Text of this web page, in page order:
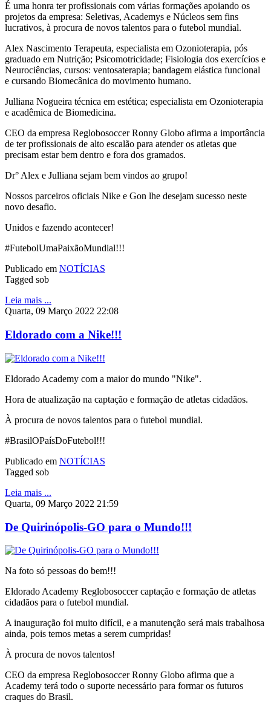
É uma honra ter profissionais com várias formações apoiando os
projetos da empresa: Seletivas, Academys e Núcleos sem fins
lucrativos, à procura de novos talentos para o futebol mundial.
Alex Nascimento Terapeuta, especialista em Ozonioterapia, pós
graduado em Nutrição; Psicomotricidade; Fisiologia dos exercícios e
Neurociências, cursos: ventosaterapia; bandagem elástica funcional
e cursando Biomecânica do movimento humano.
Julliana Nogueira técnica em estética; especialista em Ozonioterapia
e acadêmica de Biomedicina.
CEO da empresa Reglobosoccer Ronny Globo afirma a importância
de ter profissionais de alto escalão para atender os atletas que
precisam estar bem dentro e fora dos gramados.
Dr° Alex e Julliana sejam bem vindos ao grupo!
Nossos parceiros oficiais Nike e Gon lhe desejam sucesso neste
novo desafio.
Unidos e fazendo acontecer!
#FutebolUmaPaixãoMundial!!!
Publicado em NOTÍCIAS
Tagged sob
Leia mais ...
Quarta, 09 Março 2022 22:08
Eldorado com a Nike!!!
Eldorado Academy com a maior do mundo "Nike".
Hora de atualização na captação e formação de atletas cidadãos.
À procura de novos talentos para o futebol mundial.
#BrasilOPaísDoFutebol!!!
Publicado em NOTÍCIAS
Tagged sob
Leia mais ...
Quarta, 09 Março 2022 21:59
De Quirinópolis-GO para o Mundo!!!
Na foto só pessoas do bem!!!
Eldorado Academy Reglobosoccer captação e formação de atletas
cidadãos para o futebol mundial.
A inauguração foi muito difícil, e a manutenção será mais trabalhosa
ainda, pois temos metas a serem cumpridas!
À procura de novos talentos!
CEO da empresa Reglobosoccer Ronny Globo afirma que a
Academy terá todo o suporte necessário para formar os futuros
craques do Brasil.